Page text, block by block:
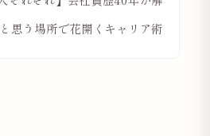
思う場所で花開くキャリア術